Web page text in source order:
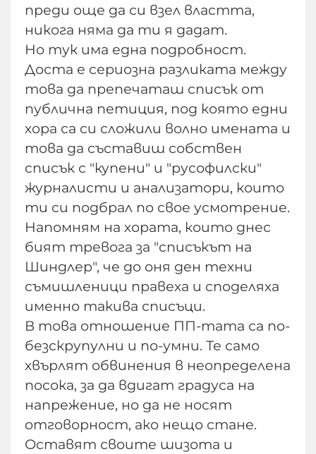
преди още да си взел властта,
никога няма да ти я дадат.
Но тук има една подробност.
Доста е сериозна разликата между
това да препечаташ списък от
публична петиция, под която едни
хора са си сложили волно имената и
това да съставиш собствен
списък с "купени" и "русофилски"
журналисти и анализатори, които
ти си подбрал по свое усмотрение.
Напомням на хората, които днес
бият тревога за "списъкът на
Шиндлер", че до оня ден техни
съмишленици правеха и споделяха
именно такива списъци.
В това отношение ПП-тата са по-
безскрупулни и по-умни. Те само
хвърлят обвинения в неопределена
посока, за да вдигат градуса на
напрежение, но да не носят
отговорност, ако нещо стане.
Оставят своите шизота и